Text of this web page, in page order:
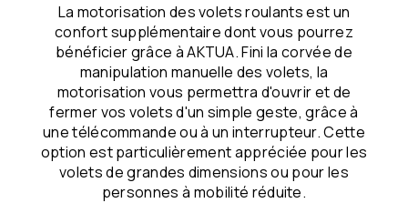
La motorisation des volets roulants est un
confort supplémentaire dont vous pourrez
bénéficier grâce à AKTUA. Fini la corvée de
manipulation manuelle des volets, la
motorisation vous permettra d'ouvrir et de
fermer vos volets d'un simple geste, grâce à
une télécommande ou à un interrupteur. Cette
option est particulièrement appréciée pour les
volets de grandes dimensions ou pour les
personnes à mobilité réduite.